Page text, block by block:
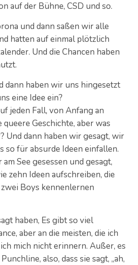
auf der Bühne, CSD und so.
und dann saßen wir alle
hatten auf einmal plötzlich
Und die Chancen haben
dann haben wir uns hingesetzt
eine Idee ein?
jeden Fall, von Anfang an
queere Geschichte, aber was
Und dann haben wir gesagt, wir
so für absurde Ideen einfallen.
See gesessen und gesagt,
zehn Ideen aufschreiben, die
Boys kennenlernen
haben, Es gibt so viel
aber an die meisten, die ich
mich nicht erinnern. Außer, es
also, dass sie sagt, „ah,